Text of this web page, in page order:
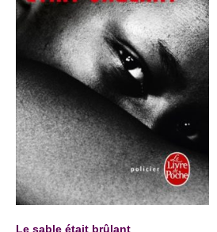
Le sable était brûlant